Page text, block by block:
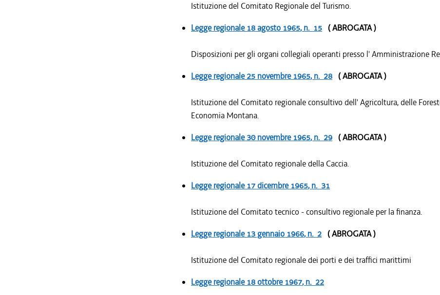
Istituzione del Comitato Regionale del Turismo.
Legge regionale18 agosto 1965, n. 15 ( ABROGATA )
Disposizioni per gli organi collegiali operanti presso l' Amministrazione
Legge regionale25 novembre 1965, n. 28 ( ABROGATA )
Istituzione del Comitato regionale consultivo dell' Agricoltura, delle
Economia Montana.
Legge regionale30 novembre 1965, n. 29 ( ABROGATA )
Istituzione del Comitato regionale della Caccia.
Legge regionale17 dicembre 1965, n. 31
Istituzione del Comitato tecnico - consultivo regionale per la finanza.
Legge regionale13 gennaio 1966, n. 2 ( ABROGATA )
Istituzione del Comitato regionale dei porti e dei traffici marittimi
Legge regionale18 ottobre 1967, n. 22